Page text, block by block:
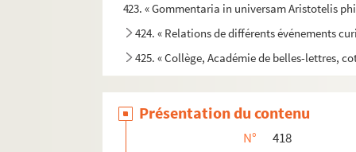
423. « Gommentaria in universam Aristotelis
424. « Relations de différents événements
425. « Collège, Académie de belles-lettres,
Présentation du contenu
N°
418